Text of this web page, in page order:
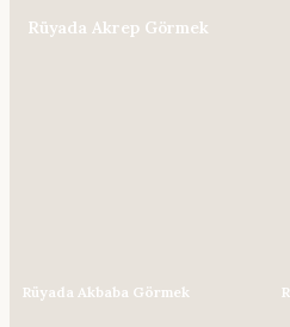
Rüyada Akrep Görmek
Rüyada Akbaba Görmek